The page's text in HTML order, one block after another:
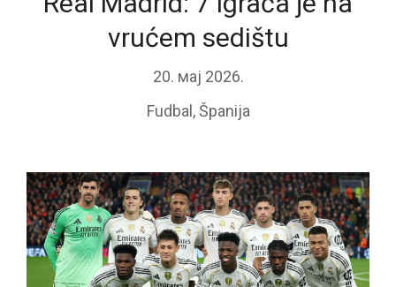
vrućem sedištu
20. мај 2026.
Fudbal ,Španija